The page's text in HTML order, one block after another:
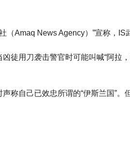
（Amaq News Agency）”宣称，IS
徒用刀袭击警官时可能叫喊“阿拉，
称自己已效忠所谓的“伊斯兰国”。